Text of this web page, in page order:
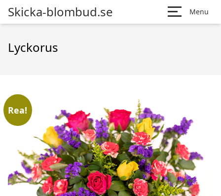
Skicka-blombud.se Menu
Lyckorus
Rea!